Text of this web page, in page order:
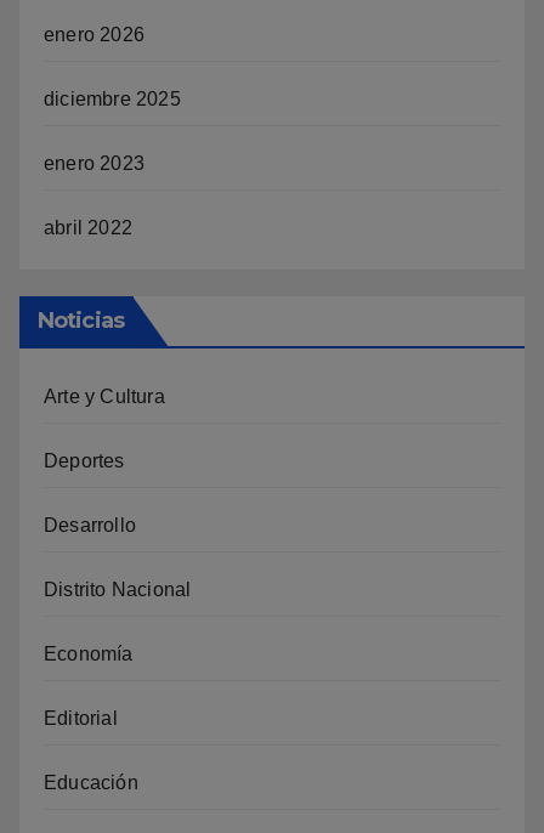
enero 2026
diciembre 2025
enero 2023
abril 2022
Noticias
Arte y Cultura
Deportes
Desarrollo
Distrito Nacional
Economía
Editorial
Educación